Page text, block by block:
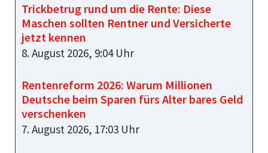
Trickbetrug rund um die Rente: Diese
Maschen sollten Rentner und Versicherte
jetzt kennen
8. August 2026, 9:04 Uhr
Rentenreform 2026: Warum Millionen
Deutsche beim Sparen fürs Alter bares Geld
verschenken
7. August 2026, 17:03 Uhr